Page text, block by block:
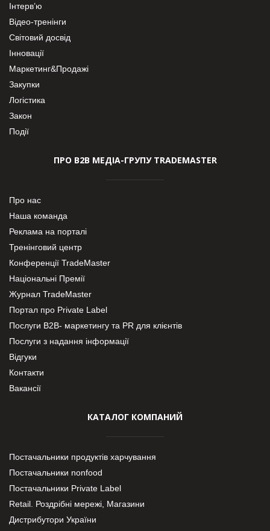
Інтерв’ю
Відео-тренінги
Світовий досвід
Інновації
Маркетинг&Продажі
Закупки
Логістика
Закон
Події
ПРО В2В МЕДІА-ГРУПУ TRADEMASTER
Про нас
Наша команда
Реклама на порталі
Тренінговий центр
Конференції TradeMaster
Національні Премії
Журнал TradeMaster
Портал про Private Label
Послуги В2В- маркетингу та PR для клієнтів
Послуги з надання інформації
Відгуки
Контакти
Вакансії
КАТАЛОГ КОМПАНИЙ
Постачальники продуктів харчування
Постачальники nonfood
Постачальники Private Label
Retail. Роздрібні мережі, Магазини
Дистрибутори України